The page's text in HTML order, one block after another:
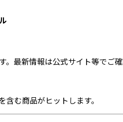
。最新情報は公式サイト等でご確
む商品がヒットします。